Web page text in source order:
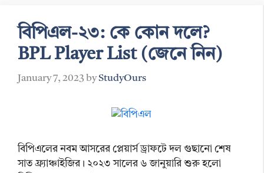
বিপিএল-২৩: কে কোন দলে?
BPL Player List (জেনে নিন)
January 7, 2023 byStudyOurs
বিপিএলের নবম আসরের প্লেয়ার্স ড্রাফটে দল গুছানো শেষ
সাত ফ্র্যাঞ্চাইজির। ২০২৩ সালের ৬ জানুয়ারি শুরু হলো